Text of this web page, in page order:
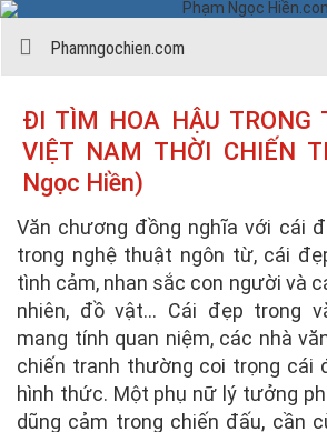
Phamngochien.com
ĐI TÌM HOA HẬU TRONG
VIỆT NAM THỜI CHIẾN
Ngọc Hiền)
Văn chương đồng nghĩa với cái
trong nghệ thuật ngôn từ, cái
tình cảm, nhan sắc con người và
nhiên, đồ vật... Cái đẹp trong
mang tính quan niệm, các nhà
chiến tranh thường coi trọng cái
hình thức. Một phụ nữ lý tưởng
dũng cảm trong chiến đấu, cần